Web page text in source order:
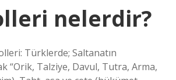
nelerdir?
Türklerde; Saltanatın
“Orik, Talziye, Davul, Tutra, Arma,